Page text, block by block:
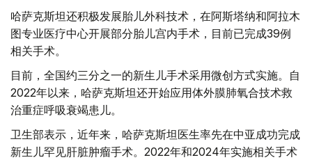
哈萨克斯坦还积极发展胎儿外科技术，在阿斯塔纳和阿拉木
图专业医疗中心开展部分胎儿宫内手术，目前已完成39例
相关手术。
目前，全国约三分之一的新生儿手术采用微创方式实施。自
2022年以来，哈萨克斯坦还开始应用体外膜肺氧合技术救
治重症呼吸衰竭患儿。
卫生部表示，近年来，哈萨克斯坦医生率先在中亚成功完成
新生儿罕见肝脏肿瘤手术。2022年和2024年实施相关手术